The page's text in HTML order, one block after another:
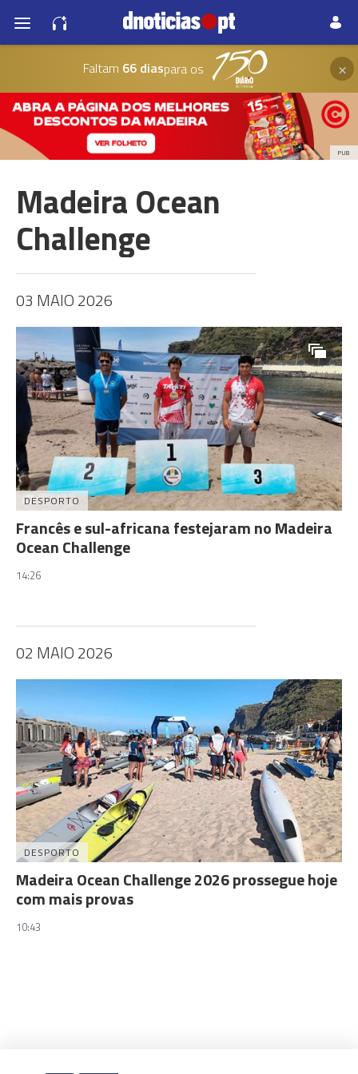
Faltam 66 diaspara os ×
PUB
Madeira Ocean
Challenge
03 MAIO 2026
DESPORTO
Francês e sul-africana festejaram no Madeira
Ocean Challenge
14:26
02 MAIO 2026
DESPORTO
Madeira Ocean Challenge 2026 prossegue hoje
com mais provas
10:43